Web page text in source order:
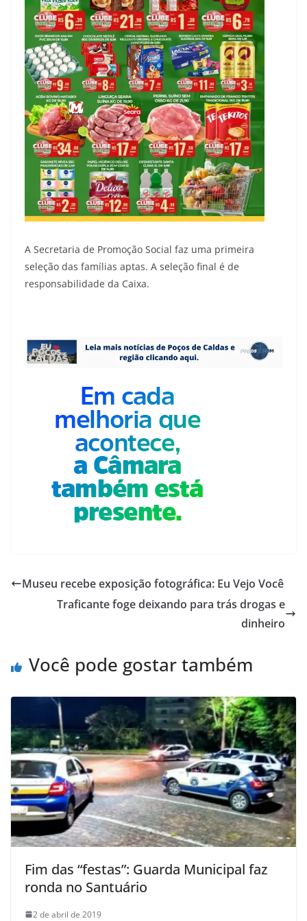
A Secretaria de Promoção Social faz uma primeira
seleção das famílias aptas. A seleção final é de
responsabilidade da Caixa.
Museu recebe exposição fotográfica: Eu Vejo Você
Traficante foge deixando para trás drogas e
dinheiro
Você pode gostar também
Fim das “festas”: Guarda Municipal faz
ronda no Santuário
2 de abril de 2019